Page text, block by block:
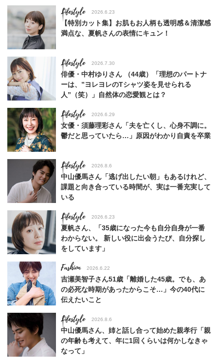
Lifestyle 2026.6.23
【特別カット集】お肌もお人柄も透明感＆清潔感
満点な、夏帆さんの表情にキュン！
Lifestyle 2026.7.30
俳優・中村ゆりさん （44歳）「理想のパートナ
ーは、”ヨレヨレのTシャツ姿を見せられる
人”（笑）」自然体の恋愛観とは？
Lifestyle 2026.6.29
女優・須藤理彩さん「夫を亡くし、心身不調に。
鬱だと思っていたら…」原因がわかり自責を卒業
Lifestyle 2026.8.6
中山優馬さん「逃げ出したい朝」もあるけれど、
課題と向き合っている時間が、実は一番充実して
いる
Lifestyle 2026.6.23
夏帆さん、「35歳になった今も自分自身が一番
わからない。 新しい役に出会うたび、自分探し
をしています」
Fashion 2026.6.22
吉瀬美智子さん51歳「離婚した45歳。でも、あ
の必死な時期があったからこそ…」今の40代に
伝えたいこと
Lifestyle 2026.8.6
中山優馬さん、姉と話し合って始めた親孝行「親
の年齢も考えて、年に1回くらいは何かしなきゃ
なって」